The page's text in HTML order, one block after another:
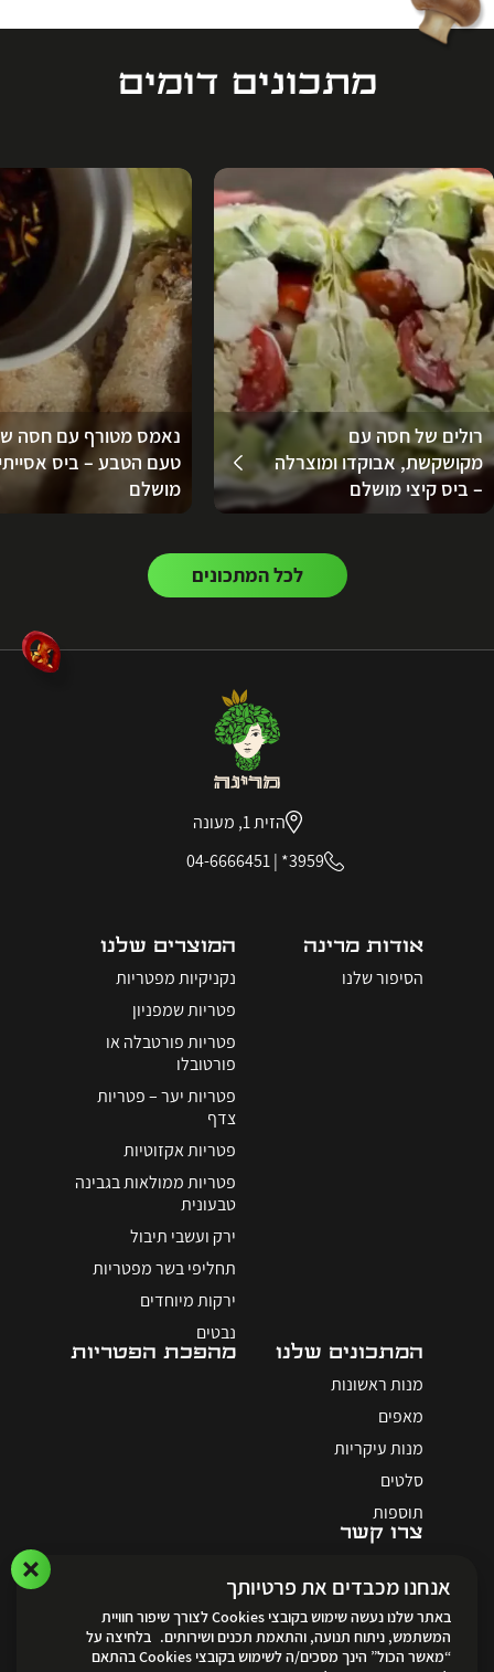
מתכונים דומים
רולים של חסה עם
מקושקשת, אבוקדו ומוצרלה
– ביס קיצי מושלם
נאמס מטורף עם חסה
טעם הטבע – ביס
מושלם
לכל המתכונים
הזית 1, מעונה
3959*
|
04-6666451
אודות מרינה
הסיפור שלנו
המוצרים שלנו
נקניקיות מפטריות
פטריות שמפניון
פטריות פורטבלה או
פורטובלו
פטריות יער – פטריות
צדף
פטריות אקזוטיות
פטריות ממולאות בגבינה
טבעונית
ירק ועשבי תיבול
תחליפי בשר מפטריות
ירקות מיוחדים
נבטים
המתכונים שלנו
מנות ראשונות
מאפים
מנות עיקריות
סלטים
תוספות
מהפכת הפטריות
צרו קשר
אנחנו מכבדים את פרטיותך
באתר שלנו נעשה שימוש בקובצי Cookies לצורך שיפור חוויית
המשתמש, ניתוח תנועה, והתאמת תכנים ושירותים. בלחיצה על
“מאשר הכול” הינך מסכים/ה לשימוש בקובצי Cookies בהתאם